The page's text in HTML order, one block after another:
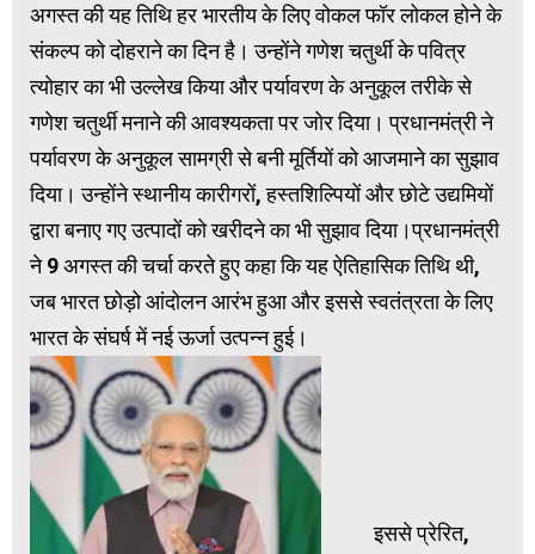
अगस्त की यह तिथि हर भारतीय के लिए वोकल फॉर लोकल होने के
संकल्प को दोहराने का दिन है। उन्होंने गणेश चतुर्थी के पवित्र
त्योहार का भी उल्लेख किया और पर्यावरण के अनुकूल तरीके से
गणेश चतुर्थी मनाने की आवश्यकता पर जोर दिया। प्रधानमंत्री ने
पर्यावरण के अनुकूल सामग्री से बनी मूर्तियों को आजमाने का सुझाव
दिया। उन्होंने स्थानीय कारीगरों, हस्तशिल्पियों और छोटे उद्यमियों
द्वारा बनाए गए उत्पादों को खरीदने का भी सुझाव दिया।प्रधानमंत्री
ने 9 अगस्त की चर्चा करते हुए कहा कि यह ऐतिहासिक तिथि थी,
जब भारत छोड़ो आंदोलन आरंभ हुआ और इससे स्वतंत्रता के लिए
भारत के संघर्ष में नई ऊर्जा उत्‍पन्‍न हुई।
इससे प्रेरित,